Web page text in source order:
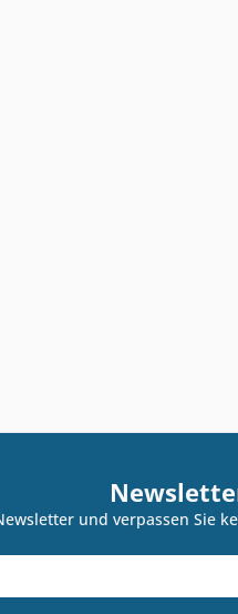
und verpassen Sie